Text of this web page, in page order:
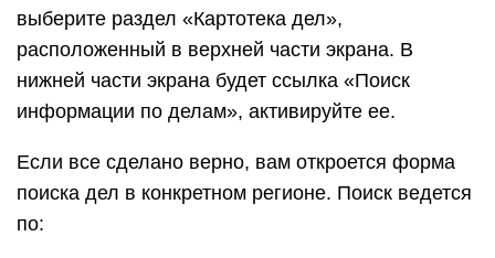
выберите раздел «Картотека дел»,
расположенный в верхней части экрана. В
нижней части экрана будет ссылка «Поиск
информации по делам», активируйте ее.
Если все сделано верно, вам откроется форма
поиска дел в конкретном регионе. Поиск ведется
по: